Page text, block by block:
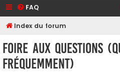
FAQ
Index du forum
Foire aux questions
fréquemment)